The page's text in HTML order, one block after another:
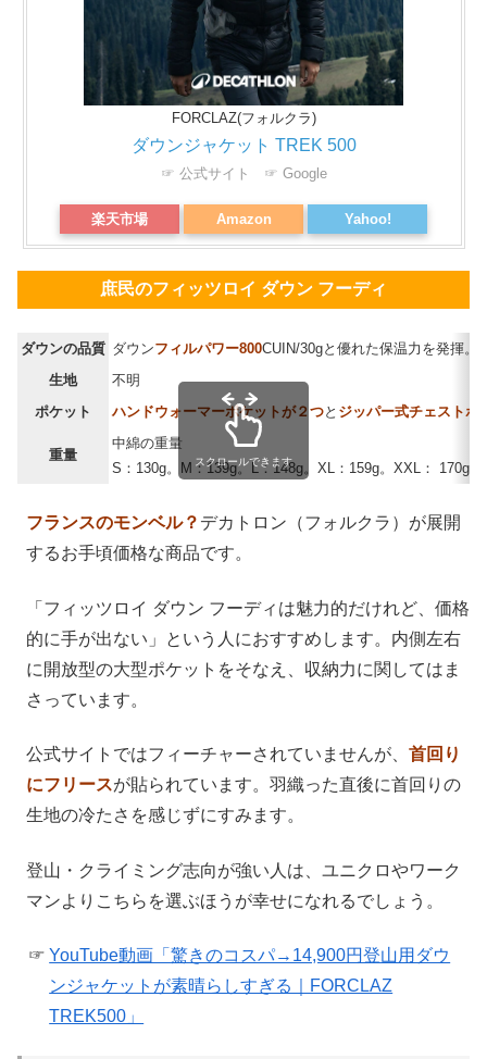
FORCLAZ(フォルクラ)
ダウンジャケット TREK 500
☞ 公式サイト ☞ Google
楽天市場 Amazon Yahoo!
庶民のフィッツロイ ダウン フーディ
ダウンの品質 ダウンフィルパワー800CUIN/30gと優れた保温力を発揮
生地
不明
ポケット
ハンドウォーマーポケットが２つと ジッパー式チェストポ
重量
中綿の重量
S：130g。M：139g。L：148g。XL：159g。XXL： 170g
スクロールできます
フランスのモンベル？ デカトロン（フォルクラ）が展開
するお手頃価格な商品です。
「フィッツロイ ダウン フーディは魅力的だけれど、価格
的に手が出ない」という人におすすめします。内側左右
に開放型の大型ポケットをそなえ、収納力に関してはま
さっています。
公式サイトではフィーチャーされていませんが、 首回り
にフリースが貼られています。羽織った直後に首回りの
生地の冷たさを感じずにすみます。
登山・クライミング志向が強い人は、ユニクロやワーク
マンよりこちらを選ぶほうが幸せになれるでしょう。
YouTube動画「驚きのコスパ→14,900円登山用ダウ
ンジャケットが素晴らしすぎる｜FORCLAZ
TREK500」